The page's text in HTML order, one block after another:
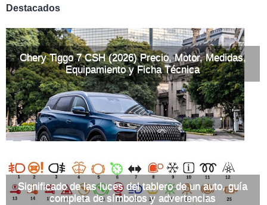
Destacados
Chery Tiggo 7 CSH (2026) Precio, Motor, Medidas,
Equipamiento y Ficha Técnica
Significado de las luces del tablero de un auto, guía
completa de símbolos y advertencias